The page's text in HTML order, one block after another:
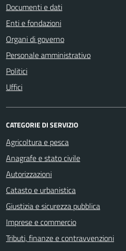
Documenti e dati
Enti e fondazioni
Organi di governo
Personale amministrativo
Politici
Uffici
CATEGORIE DI SERVIZIO
Agricoltura e pesca
Anagrafe e stato civile
Autorizzazioni
Catasto e urbanistica
Giustizia e sicurezza pubblica
Imprese e commercio
Tributi, finanze e contravvenzioni